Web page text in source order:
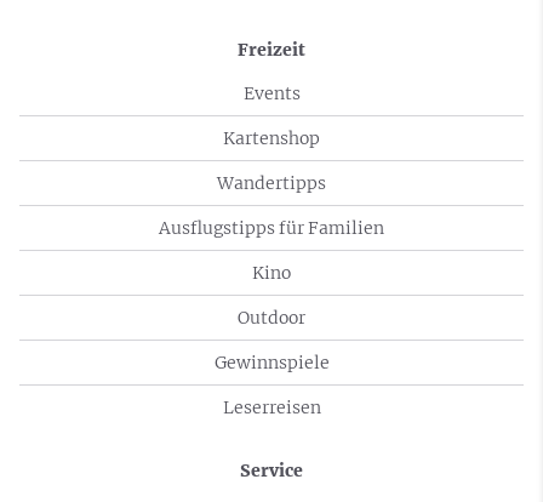
Freizeit
Events
Kartenshop
Wandertipps
Ausflugstipps für Familien
Kino
Outdoor
Gewinnspiele
Leserreisen
Service